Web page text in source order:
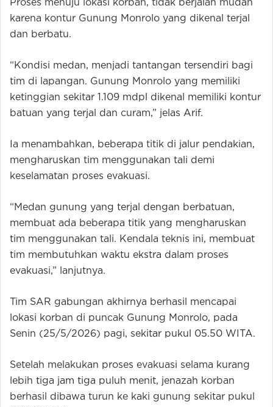
Proses menuju lokasi korban, tidak berjalan mudah
karena kontur Gunung Monrolo yang dikenal terjal
dan berbatu.
“Kondisi medan, menjadi tantangan tersendiri bagi
tim di lapangan. Gunung Monrolo yang memiliki
ketinggian sekitar 1.109 mdpl dikenal memiliki kontur
batuan yang terjal dan curam,” jelas Arif.
Ia menambahkan, beberapa titik di jalur pendakian,
mengharuskan tim menggunakan tali demi
keselamatan proses evakuasi.
“Medan gunung yang terjal dengan berbatuan,
membuat ada beberapa titik yang mengharuskan
tim menggunakan tali. Kendala teknis ini, membuat
tim membutuhkan waktu ekstra dalam proses
evakuasi,” lanjutnya.
Tim SAR gabungan akhirnya berhasil mencapai
lokasi korban di puncak Gunung Monrolo, pada
Senin (25/5/2026) pagi, sekitar pukul 05.50 WITA.
Setelah melakukan proses evakuasi selama kurang
lebih tiga jam tiga puluh menit, jenazah korban
berhasil dibawa turun ke kaki gunung sekitar pukul